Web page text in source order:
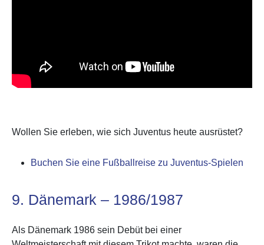
Wollen Sie erleben, wie sich Juventus heute ausrüstet?
Buchen Sie eine Fußballreise zu Juventus-Spielen
9. Dänemark – 1986/1987
Als Dänemark 1986 sein Debüt bei einer